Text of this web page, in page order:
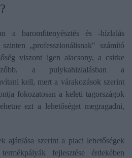
a baromfitenyésztés és -hízlalás
„professzionálisnak" számító
viszont igen alacsony, a csirke
a pulykahizlalásban a
kell, mert a várakozások szerint
fokozatosan a keleti tagországok
ezt a lehetőséget megragadni,
ajánlása szerint a piaci lehetőségek
fejlesztése érdekében